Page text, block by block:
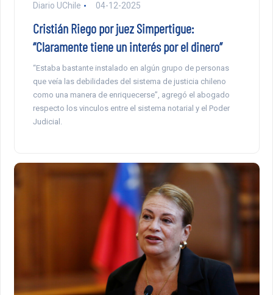
Diario UChile 04-12-2025
Cristián Riego por juez Simpertigue:
“Claramente tiene un interés por el dinero”
“Estaba bastante instalado en algún grupo de personas
que veía las debilidades del sistema de justicia chileno
como una manera de enriquecerse”, agregó el abogado
respecto los vinculos entre el sistema notarial y el Poder
Judicial.